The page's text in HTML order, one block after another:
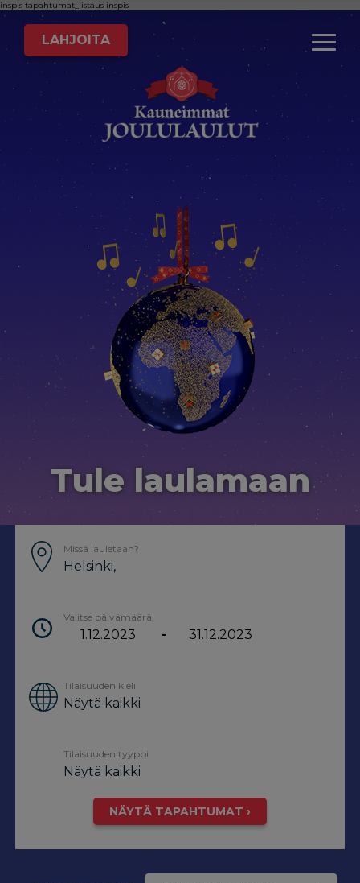
LAHJOITA
inspis
Tule laulamaan
tapahtumat_listaus
Missä lauletaan?
Valitse päivämäärä
-
Tilaisuuden kieli
Näytä kaikki
Tilaisuuden tyyppi
Näytä kaikki
NÄYTÄ TAPAHTUMAT ›
inspis